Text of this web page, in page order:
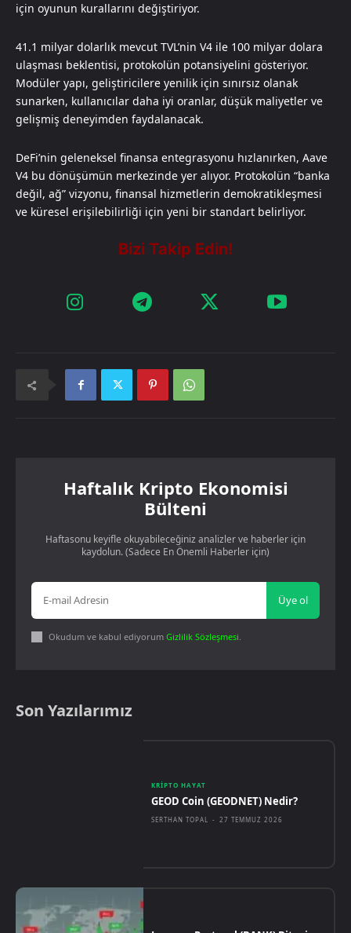
için oyunun kurallarını değiştiriyor.
41.1 milyar dolarlık mevcut TVL’nin V4 ile 100 milyar dolara
ulaşması beklentisi, protokolün potansiyelini gösteriyor.
Modüler yapı, geliştiricilere yenilik için sınırsız olanak
sunarken, kullanıcılar daha iyi oranlar, düşük maliyetler ve
gelişmiş deneyimden faydalanacak.
DeFi’nin geleneksel finansa entegrasyonu hızlanırken, Aave
V4 bu dönüşümün merkezinde yer alıyor. Protokolün “banka
değil, ağ” vizyonu, finansal hizmetlerin demokratikleşmesi
ve küresel erişilebilirliği için yeni bir standart belirliyor.
Haftalık Kripto Ekonomisi
Bülteni
Haftasonu keyifle okuyabileceğiniz analizler ve haberler için
kaydolun. (Sadece En Önemli Haberler için)
Üye ol
Okudum ve kabul ediyorum Gizlilik Sözleşmesi.
Son Yazılarımız
KRIPTO HAYAT
GEOD Coin (GEODNET) Nedir?
SERTHAN TOPAL - 27 TEMMUZ 2026